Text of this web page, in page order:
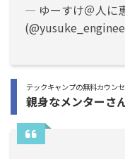
— ゆーすけ＠人に
テックキャンプの無料カウン
親身なメンターさ